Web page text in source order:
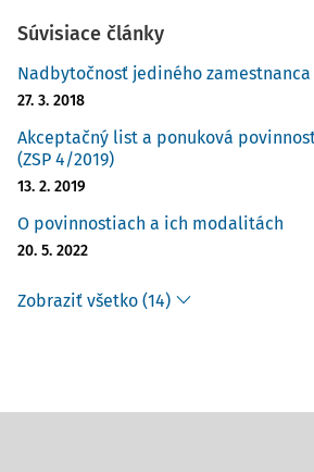
Súvisiace články
Nadbytočnosť jediného zamestnanca
27. 3. 2018
Akceptačný list a ponuková
(ZSP 4/2019)
13. 2. 2019
O povinnostiach a ich modalitách
20. 5. 2022
Zobraziť všetko (14)